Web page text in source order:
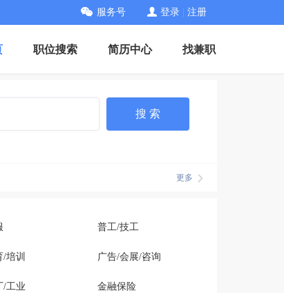
服务号 登录 注册
职位搜索 简历中心 找兼职
搜 索
更多
普工/技工
/培训 广告/会展/咨询
/工业 金融保险